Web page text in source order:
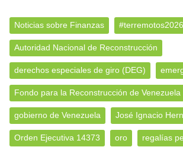
Noticias sobre Finanzas #terremotos2026
Autoridad Nacional de Reconstrucción
derechos especiales de giro (DEG)
Fondo para la Reconstrucción de Venezuela
gobierno de Venezuela José Ignacio
Orden Ejecutiva 14373 oro regalías